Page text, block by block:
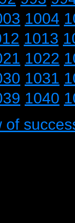
1004
1013
1022
1031
1040
of